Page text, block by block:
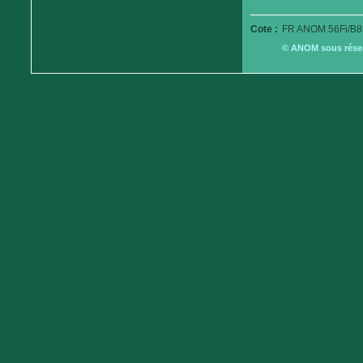
Cote : FR ANOM 56Fi/
© ANOM sous